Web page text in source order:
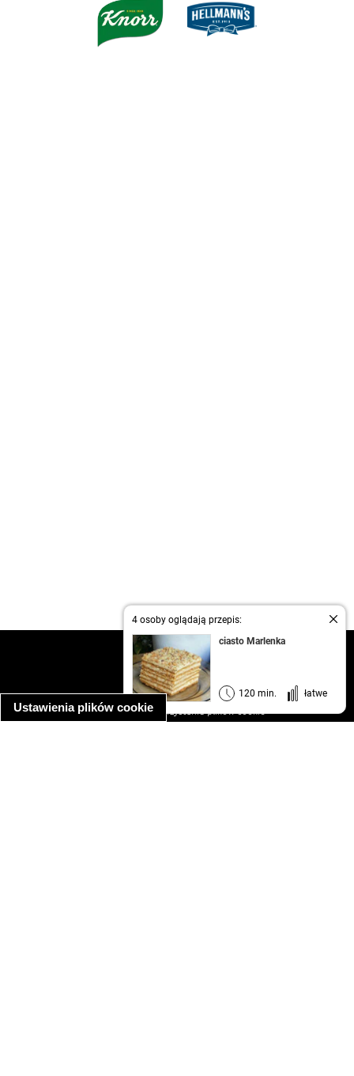
Ustawienia plików cookie
4 osoby oglądają przepis:
ciasto Marlenka
120 min. łatwe
kontakt
regulamin
informacja o prywatności
informacja o wykorzystaniu plików cookie